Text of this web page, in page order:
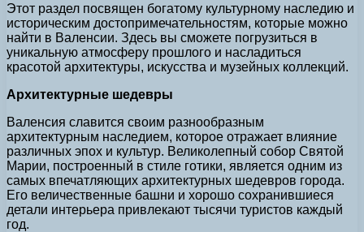
Этот раздел посвящен богатому культурному наследию и
историческим достопримечательностям, которые можно
найти в Валенсии. Здесь вы сможете погрузиться в
уникальную атмосферу прошлого и насладиться
красотой архитектуры, искусства и музейных коллекций.
Архитектурные шедевры
Валенсия славится своим разнообразным
архитектурным наследием, которое отражает влияние
различных эпох и культур. Великолепный собор Святой
Марии, построенный в стиле готики, является одним из
самых впечатляющих архитектурных шедевров города.
Его величественные башни и хорошо сохранившиеся
детали интерьера привлекают тысячи туристов каждый
год.